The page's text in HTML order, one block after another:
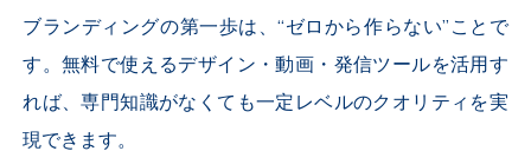
ブランディングの第一歩は、“ゼロから作らない”ことで
す。無料で使えるデザイン・動画・発信ツールを活用す
れば、専門知識がなくても一定レベルのクオリティを実
現できます。